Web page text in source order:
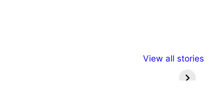
View all stories
राष्ट्रीय अल्पसंख्यक
मराठी